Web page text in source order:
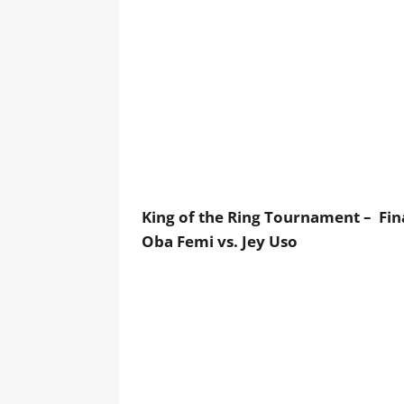
King of the Ring Tournament –
Oba Femi vs. Jey Uso